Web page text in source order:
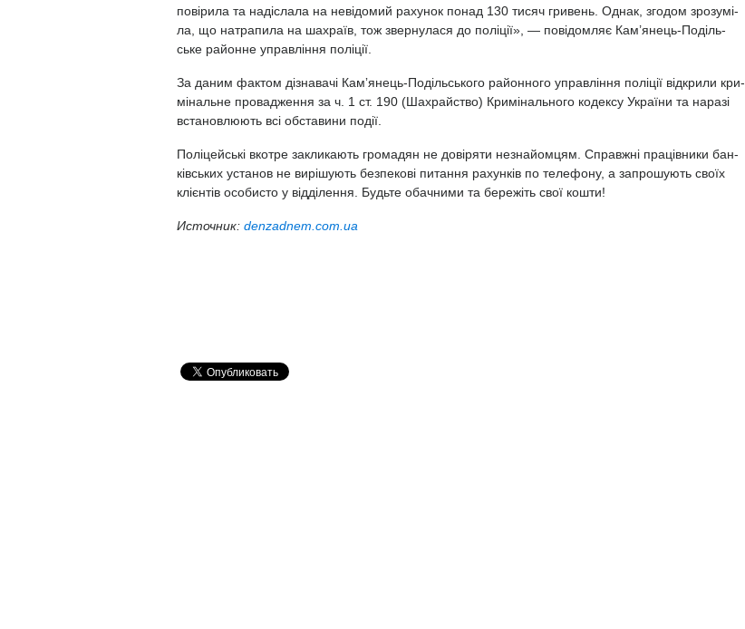
по­ві­ри­ла та на­діс­ла­ла на не­ві­до­мий ра­ху­нок по­над 130 ти­сяч гри­вень. Од­нак, зго­дом зро­зу­мі­
ла, що нат­ра­пи­ла на шах­ра­їв, тож звер­ну­ла­ся до по­лі­ції», — по­ві­дом­ляє Кам’янець­-По­діль­
ське район­не уп­равлін­ня по­лі­ції.
За да­ним фак­том діз­на­ва­чі Камʼянець­-По­діль­сько­го район­но­го уп­равлін­ня по­лі­ції від­кри­ли кри­
мі­наль­не про­вад­ження за ч. 1 ст. 190 (Шах­рай­ство) Кри­мі­наль­но­го ко­дек­су Ук­ра­їни та на­ра­зі
вста­нов­лю­ють всі об­ста­ви­ни по­дії.
По­лі­цей­ські вкот­ре зак­ли­ка­ють гро­ма­дян не до­ві­ря­ти нез­найом­цям. Справ­жні пра­ців­ни­ки бан­
ківсь­ких ус­та­нов не ви­рі­шу­ють без­пе­ко­ві пи­тан­ня ра­хун­ків по те­ле­фо­ну, а зап­ро­шу­ють сво­їх
клі­єн­тів осо­бис­то у від­ді­лен­ня. Будь­те обач­ни­ми та бе­ре­жіть свої кош­ти!
Источник: denzadnem.com.ua